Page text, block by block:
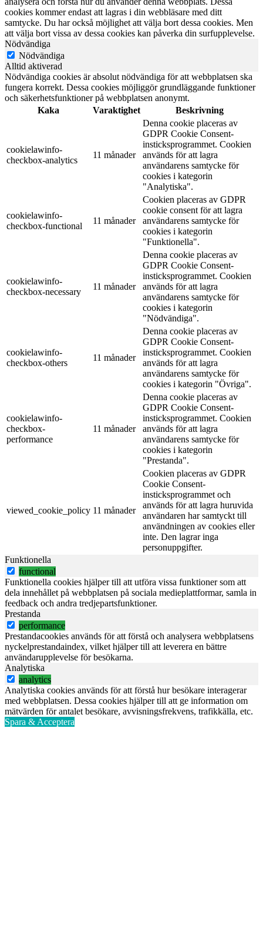
cookies kommer endast att lagras i din webbläsare med ditt
samtycke. Du har också möjlighet att välja bort dessa cookies. Men
att välja bort vissa av dessa cookies kan påverka din surfupplevelse.
Nödvändiga
Nödvändiga
Alltid aktiverad
Nödvändiga cookies är absolut nödvändiga för att webbplatsen ska
fungera korrekt. Dessa cookies möjliggör grundläggande funktioner
och säkerhetsfunktioner på webbplatsen anonymt.
Kaka
Varaktighet Beskrivning
cookielawinfo-
checkbox-analytics
11 månader
Denna cookie placeras av
GDPR Cookie Consent-
insticksprogrammet. Cookien
används för att lagra
användarens samtycke för
cookies i kategorin
"Analytiska".
cookielawinfo-
checkbox-functional
11 månader
Cookien placeras av GDPR
cookie consent för att lagra
användarens samtycke för
cookies i kategorin
"Funktionella".
cookielawinfo-
checkbox-necessary
11 månader
Denna cookie placeras av
GDPR Cookie Consent-
insticksprogrammet. Cookien
används för att lagra
användarens samtycke för
cookies i kategorin
"Nödvändiga".
cookielawinfo-
checkbox-others
11 månader
Denna cookie placeras av
GDPR Cookie Consent-
insticksprogrammet. Cookien
används för att lagra
användarens samtycke för
cookies i kategorin "Övriga".
cookielawinfo-
checkbox-
performance
11 månader
Denna cookie placeras av
GDPR Cookie Consent-
insticksprogrammet. Cookien
används för att lagra
användarens samtycke för
cookies i kategorin
"Prestanda".
viewed_cookie_policy 11 månader
Cookien placeras av GDPR
Cookie Consent-
insticksprogrammet och
används för att lagra huruvida
användaren har samtyckt till
användningen av cookies eller
inte. Den lagrar inga
personuppgifter.
Funktionella
functional
Funktionella cookies hjälper till att utföra vissa funktioner som att
dela innehållet på webbplatsen på sociala medieplattformar, samla in
feedback och andra tredjepartsfunktioner.
Prestanda
performance
Prestandacookies används för att förstå och analysera webbplatsens
nyckelprestandaindex, vilket hjälper till att leverera en bättre
användarupplevelse för besökarna.
Analytiska
analytics
Analytiska cookies används för att förstå hur besökare interagerar
med webbplatsen. Dessa cookies hjälper till att ge information om
mätvärden för antalet besökare, avvisningsfrekvens, trafikkälla, etc.
Spara & Acceptera